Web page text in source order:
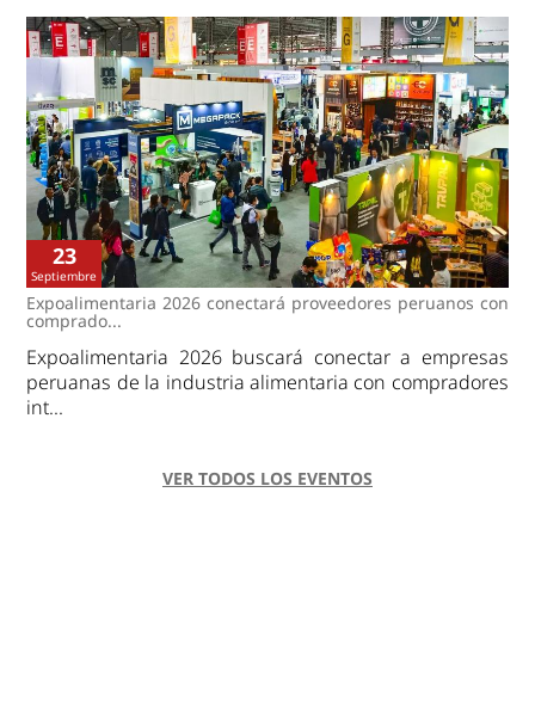
23
Septiembre
Expoalimentaria 2026 conectará proveedores peruanos con
comprado...
Expoalimentaria 2026 buscará conectar a empresas
peruanas de la industria alimentaria con compradores
int...
VER TODOS LOS EVENTOS